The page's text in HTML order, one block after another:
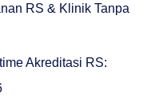
RS & Klinik Tanpa
Akreditasi RS: